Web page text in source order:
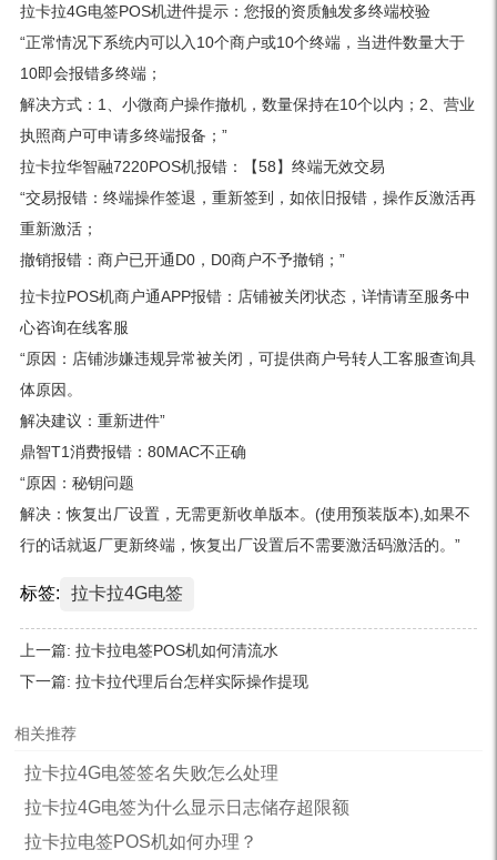
拉卡拉4G电签POS机进件提示：您报的资质触发多终端校验
“正常情况下系统内可以入10个商户或10个终端，当进件数量大于
10即会报错多终端；
解决方式：1、小微商户操作撤机，数量保持在10个以内；2、营业
执照商户可申请多终端报备；”
拉卡拉华智融7220POS机报错：【58】终端无效交易
“交易报错：终端操作签退，重新签到，如依旧报错，操作反激活再
重新激活；
撤销报错：商户已开通D0，D0商户不予撤销；”
拉卡拉POS机商户通APP报错：店铺被关闭状态，详情请至服务中
心咨询在线客服
“原因：店铺涉嫌违规异常被关闭，可提供商户号转人工客服查询具
体原因。
解决建议：重新进件”
鼎智T1消费报错：80MAC不正确
“原因：秘钥问题
解决：恢复出厂设置，无需更新收单版本。(使用预装版本),如果不
行的话就返厂更新终端，恢复出厂设置后不需要激活码激活的。”
标签: 拉卡拉4G电签
上一篇: 拉卡拉电签POS机如何清流水
下一篇: 拉卡拉代理后台怎样实际操作提现
相关推荐
拉卡拉4G电签签名失败怎么处理
拉卡拉4G电签为什么显示日志储存超限额
拉卡拉电签POS机如何办理？